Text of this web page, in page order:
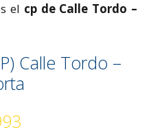
el cp de Calle Tordo –
Calle Tordo –